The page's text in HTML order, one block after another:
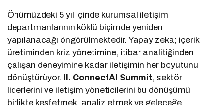
Önümüzdeki 5 yıl içinde kurumsal iletişim
departmanlarının köklü biçimde yeniden
yapılanacağı öngörülmektedir. Yapay zeka; içerik
üretiminden kriz yönetimine, itibar analitiğinden
çalışan deneyimine kadar iletişimin her boyutunu
dönüştürüyor. II. ConnectAI Summit, sektör
liderlerini ve iletişim yöneticilerini bu dönüşümü
birlikte keşfetmek, analiz etmek ve geleceğe